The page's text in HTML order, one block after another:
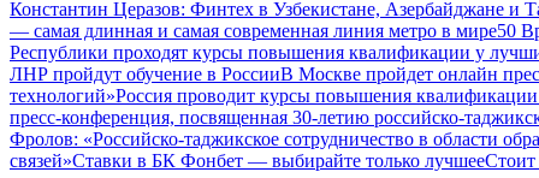
Константин Церазов: Финтех в Узбекистане, Азербайджане
— самая длинная и самая современная линия метро в мире50
Республики проходят курсы повышения квалификации у
ЛНР пройдут обучение в РоссииВ Москве пройдет онлайн
технологий»Россия проводит курсы повышения квалификации
пресс-конференция, посвященная 30-летию российско-
Фролов: «Российско-таджикское сотрудничество в области
связей»Ставки в БК Фонбет — выбирайте только лучшееСтоит